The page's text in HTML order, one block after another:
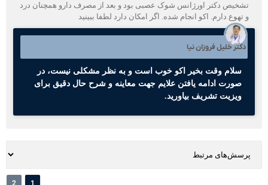
تشخیص دکتر اورژانس شوک عصبی بود و بعد از مصرف دارو همچنان درد
و تهوع دارم. اکو انجام شده. اگر امکان دارد لطفا ببینید
دکتر خلیل فروزان نیا
سلام وقت بخیر اکو خوب است و به نظر مشکلی نیست، در
صورت ادامه یافتن علایم جهت معاینه و شرح حال دقیق برای
ویزیت تشریف بیاورید.